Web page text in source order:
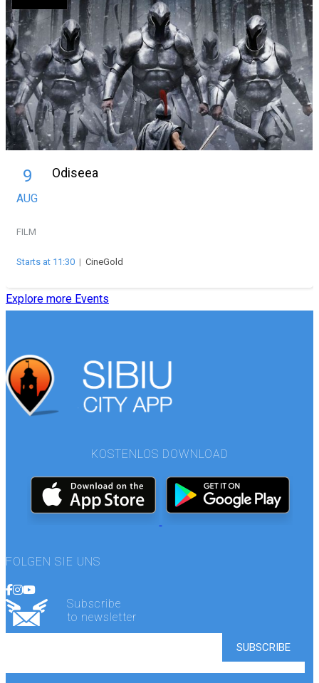
9
AUG
Odiseea
FILM
Starts at 11:30 | CineGold
Explore more Events
KOSTENLOS DOWNLOAD
FOLGEN SIE UNS
Subscribe
to newsletter